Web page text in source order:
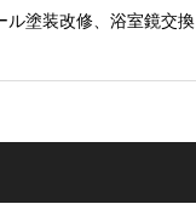
ル塗装改修、浴室鏡交換